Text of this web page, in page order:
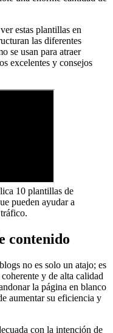
estas plantillas en
las diferentes
se usan para atraer
excelentes y consejos
10 plantillas de
pueden ayudar a
contenido
no es solo un atajo; es
y de alta calidad
la página en blanco
aumentar su eficiencia y
con la intención de